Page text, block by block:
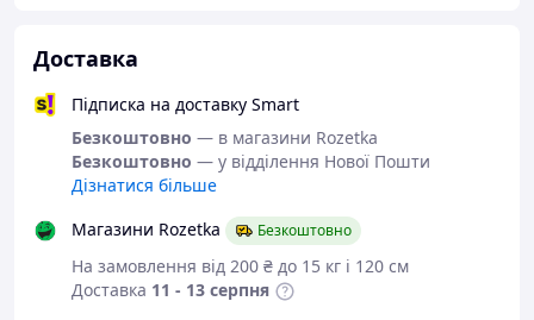
Доставка
Підписка на доставку Smart
Безкоштовно — в магазини Rozetka
Безкоштовно — у відділення Нової Пошти
Дізнатися більше
Магазини Rozetka
Безкоштовно
На замовлення від 200 ₴ до 15 кг і 120 см
Доставка 11 - 13 серпня